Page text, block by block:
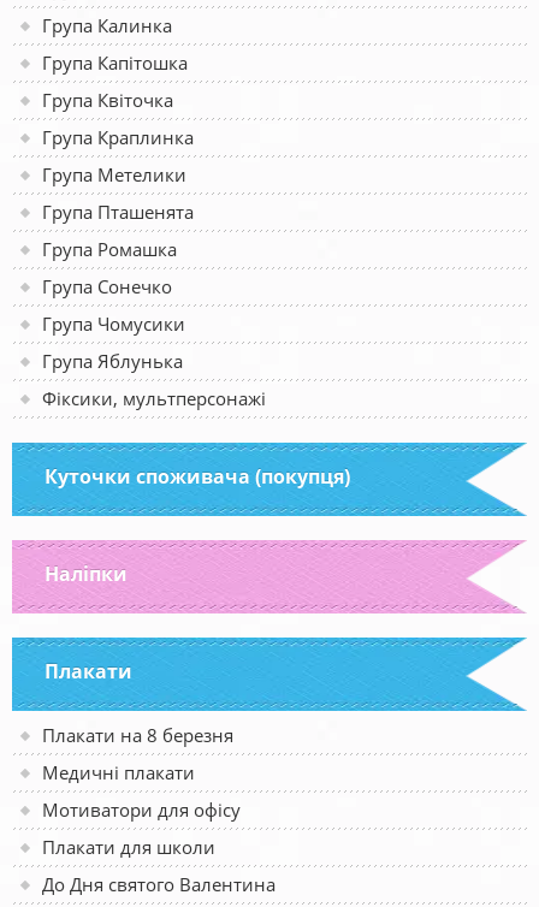
Група Калинка
Група Капітошка
Група Квіточка
Група Краплинка
Група Метелики
Група Пташенята
Група Ромашка
Група Сонечко
Група Чомусики
Група Яблунька
Фіксики, мультперсонажі
Куточки споживача (покупця)
Наліпки
Плакати
Плакати на 8 березня
Медичні плакати
Мотиватори для офісу
Плакати для школи
До Дня святого Валентина